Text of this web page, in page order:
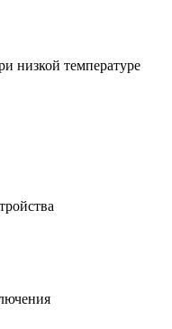
низкой температуре